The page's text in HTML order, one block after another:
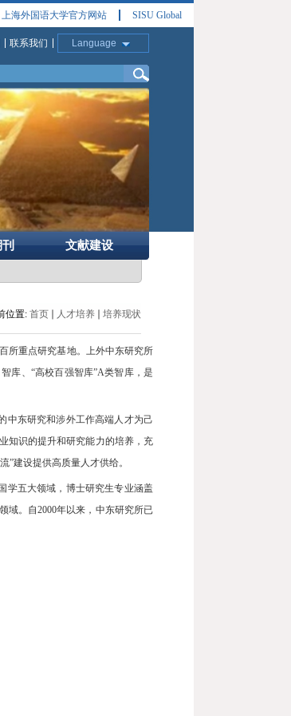
上海外国语大学官方网站 SISU Global
联系我们 Language
文献建设
位置: 首页 人才培养 培养现状
所重点研究基地。上外中东研究所
库、 “高校百强智库”A类智库，是
中东研究和涉外工作高端人才为己
知识的提升和研究能力的培养，充
”建设提供高质量人才供给。
学五大领域，博士研究生专业涵盖
域。自2000年以来，中东研究所已